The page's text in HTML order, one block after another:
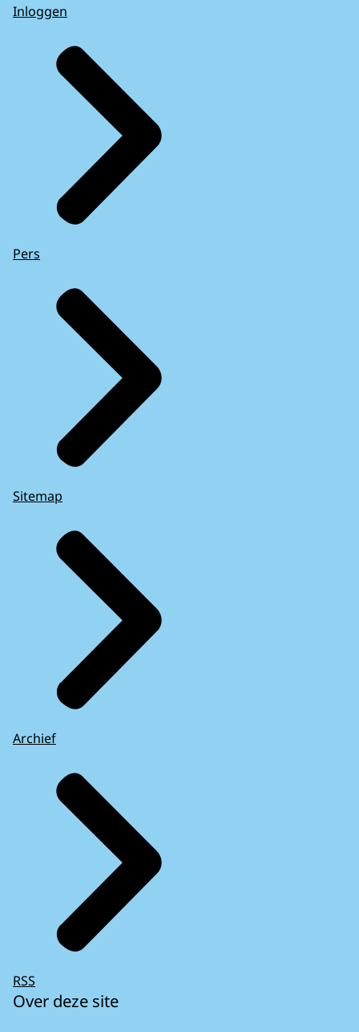
Inloggen
Pers
Sitemap
Archief
RSS
Over deze site